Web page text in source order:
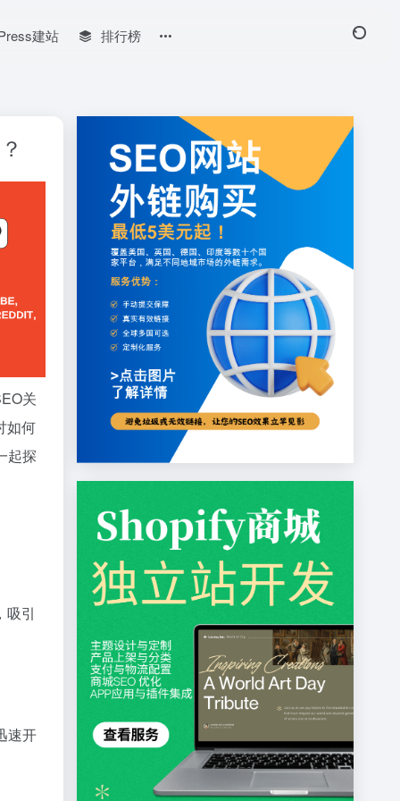
建站 排行榜
关
如何
起探
吸引
速开